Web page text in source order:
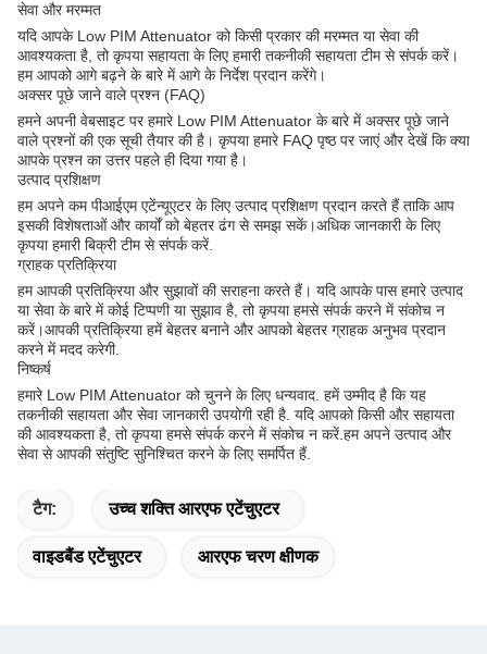
सेवा और मरम्मत
यदि आपके Low PIM Attenuator को किसी प्रकार की मरम्मत या सेवा की
आवश्यकता है, तो कृपया सहायता के लिए हमारी तकनीकी सहायता टीम से संपर्क करें।
हम आपको आगे बढ़ने के बारे में आगे के निर्देश प्रदान करेंगे।
अक्सर पूछे जाने वाले प्रश्न (FAQ)
हमने अपनी वेबसाइट पर हमारे Low PIM Attenuator के बारे में अक्सर पूछे जाने
वाले प्रश्नों की एक सूची तैयार की है। कृपया हमारे FAQ पृष्ठ पर जाएं और देखें कि क्या
आपके प्रश्न का उत्तर पहले ही दिया गया है।
उत्पाद प्रशिक्षण
हम अपने कम पीआईएम एटेंन्यूएटर के लिए उत्पाद प्रशिक्षण प्रदान करते हैं ताकि आप
इसकी विशेषताओं और कार्यों को बेहतर ढंग से समझ सकें।अधिक जानकारी के लिए
कृपया हमारी बिक्री टीम से संपर्क करें.
ग्राहक प्रतिक्रिया
हम आपकी प्रतिक्रिया और सुझावों की सराहना करते हैं। यदि आपके पास हमारे उत्पाद
या सेवा के बारे में कोई टिप्पणी या सुझाव है, तो कृपया हमसे संपर्क करने में संकोच न
करें।आपकी प्रतिक्रिया हमें बेहतर बनाने और आपको बेहतर ग्राहक अनुभव प्रदान
करने में मदद करेगी.
निष्कर्ष
हमारे Low PIM Attenuator को चुनने के लिए धन्यवाद. हमें उम्मीद है कि यह
तकनीकी सहायता और सेवा जानकारी उपयोगी रही है. यदि आपको किसी और सहायता
की आवश्यकता है, तो कृपया हमसे संपर्क करने में संकोच न करें.हम अपने उत्पाद और
सेवा से आपकी संतुष्टि सुनिश्चित करने के लिए समर्पित हैं.
टैग: उच्च शक्ति आरएफ एटेंचुएटर
वाइडबैंड एटेंचुएटर आरएफ चरण क्षीणक